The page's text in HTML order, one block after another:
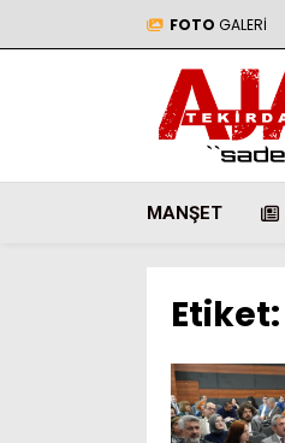
FOTO GALERİ
MANŞET
Etiket: